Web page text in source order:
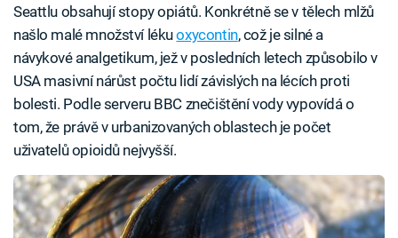
Seattlu obsahují stopy opiátů. Konkrétně se v tělech mlžů
našlo malé množství lékuoxycontin, což je silné a
návykové analgetikum, jež v posledních letech způsobilo v
USA masivní nárůst počtu lidí závislých na lécích proti
bolesti. Podle serveru BBC znečištění vody vypovídá o
tom, že právě v urbanizovaných oblastech je počet
uživatelů opioidů nejvyšší.